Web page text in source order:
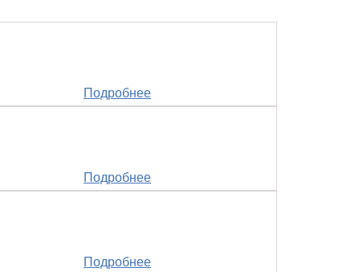
Подробнее
Подробнее
Подробнее